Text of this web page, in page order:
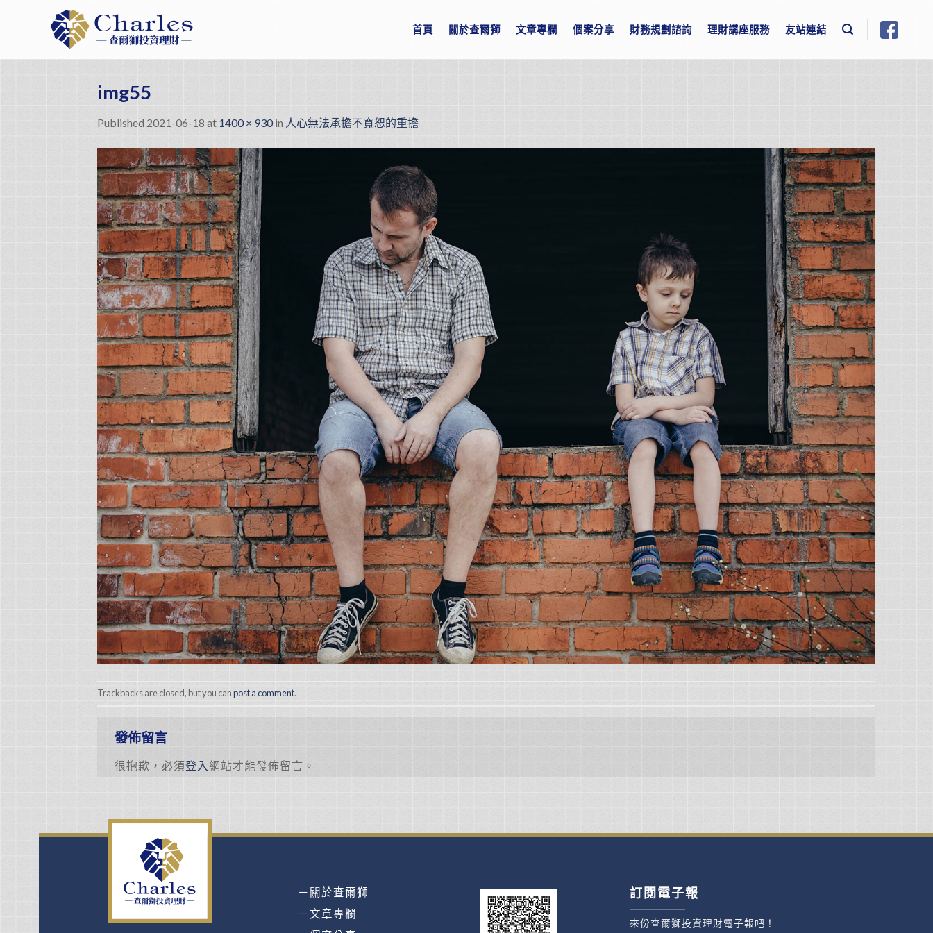
首頁 關於查爾獅 文章專欄 個案分享 財務規劃諮詢 理財講座服務 友站連結
img55
Published 2021-06-18 at 1400 × 930in 人心無法承擔不寬恕的重擔
Trackbacks are closed, but you canpost a comment.
發佈留言
很抱歉，必須登入 網站才能發佈留言。
－關於查爾獅
－文章專欄
訂閱電子報
來份查爾獅投資理財電子報吧！